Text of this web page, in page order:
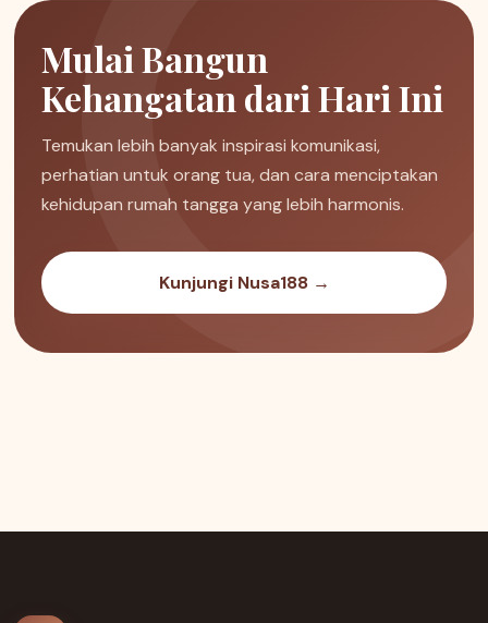
Mulai Bangun
Kehangatan dari Hari Ini
Temukan lebih banyak inspirasi komunikasi,
perhatian untuk orang tua, dan cara menciptakan
kehidupan rumah tangga yang lebih harmonis.
Kunjungi Nusa188 →